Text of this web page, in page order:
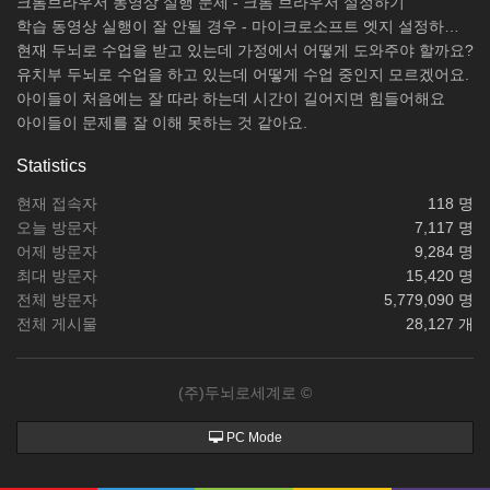
현재 두뇌로 수업을 받고 있는데 가정에서 어떻게 도와주야 할까요?
유치부 두뇌로 수업을 하고 있는데 어떻게 수업 중인지 모르겠어요.
아이들이 처음에는 잘 따라 하는데 시간이 길어지면 힘들어해요
아이들이 문제를 잘 이해 못하는 것 같아요.
Statistics
현재 접속자
118 명
오늘 방문자
7,117 명
어제 방문자
9,284 명
최대 방문자
15,420 명
전체 방문자
5,779,090 명
전체 게시물
28,127 개
(주)두뇌로세계로 ©
PC Mode